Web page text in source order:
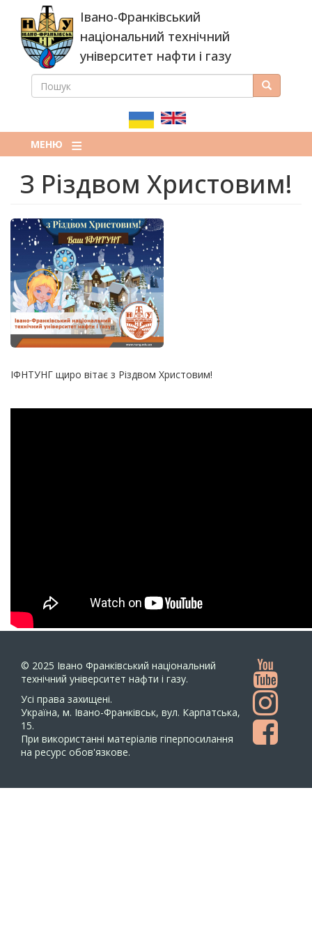
основного
вмісту
Івано-Франківський
національний технічний
університет нафти і газу
ПОШУКОВА
ПОШУК Пошук
МЕНЮ
З Різдвом Христовим!
ІФНТУНГ щиро вітає з Різдвом Христовим!
© 2025 Івано Франківський національний
технічний університет нафти і газу.
Усi права захищенi.
Україна, м. Івано-Франківськ, вул. Карпатська,
15.
При використанні матеріалів гіперпосилання
на ресурс обов'язкове.